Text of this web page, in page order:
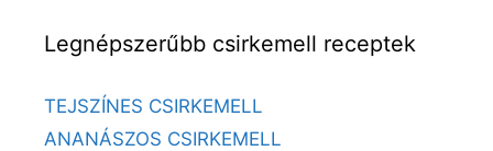
Legnépszerűbb csirkemell receptek
TEJSZÍNES CSIRKEMELL
ANANÁSZOS CSIRKEMELL